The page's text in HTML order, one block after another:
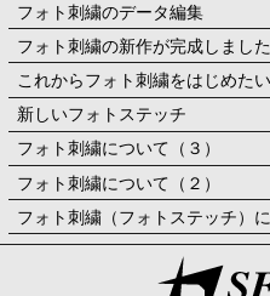
フォト刺繍のデータ編集
フォト刺繍の新作が完成しました
これからフォト刺繍をはじめた
新しいフォトステッチ
フォト刺繍について（３）
フォト刺繍について（２）
フォト刺繍（フォトステッチ）